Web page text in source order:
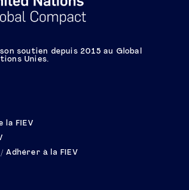
la FIEV
Adhérer à la FIEV
soutien depuis 2015 au Global
Unies.